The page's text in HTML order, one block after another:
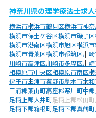
神奈川県の理学療法士求
横浜市横浜市鶴見区横浜市神
横浜市保土ケ谷区横浜市磯子区
横浜市港南区横浜市旭区横浜
横浜市青葉区横浜市都筑区川
川崎市高津区川崎市多摩区川
相模原市中央区相模原市南区
逗子市三浦市秦野市厚木市大
三浦郡葉山町高座郡寒川町中
足柄上郡大井町足柄上郡松田町
足柄下郡箱根町足柄下郡真鶴町